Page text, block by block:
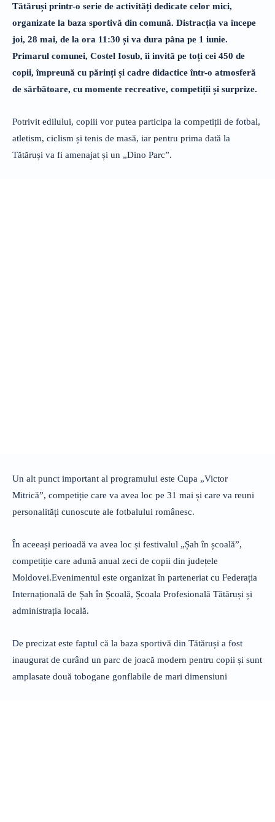
Tătăruși printr-o serie de activități dedicate celor mici,
organizate la baza sportivă din comună. Distracția va începe
joi, 28 mai, de la ora 11:30 și va dura pâna pe 1 iunie.
Primarul comunei, Costel Iosub, îi invită pe toți cei 450 de
copii, împreună cu părinți și cadre didactice într-o atmosferă
de sărbătoare, cu momente recreative, competiții și surprize.
Potrivit edilului, copiii vor putea participa la competiții de fotbal,
atletism, ciclism și tenis de masă, iar pentru prima dată la
Tătăruși va fi amenajat și un „Dino Parc”.
Un alt punct important al programului este Cupa „Victor
Mitrică”, competiție care va avea loc pe 31 mai și care va reuni
personalități cunoscute ale fotbalului românesc.
În aceeași perioadă va avea loc și festivalul „Șah în școală”,
competiție care adună anual zeci de copii din județele
Moldovei.Evenimentul este organizat în parteneriat cu Federația
Internațională de Șah în Școală, Școala Profesională Tătăruși și
administrația locală.
De precizat este faptul că la baza sportivă din Tătăruși a fost
inaugurat de curând un parc de joacă modern pentru copii și sunt
amplasate două tobogane gonflabile de mari dimensiuni